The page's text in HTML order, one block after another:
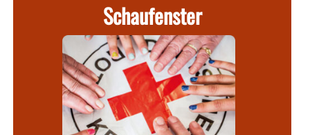
Schaufenster